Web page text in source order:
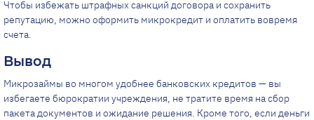
Чтобы избежать штрафных санкций договора и сохранить
репутацию, можно оформить микрокредит и оплатить вовремя
счета.
Вывод
Микрозаймы во многом удобнее банковских кредитов — вы
избегаете бюрократии учреждения, не тратите время на сбор
пакета документов и ожидание решения. Кроме того, если деньги